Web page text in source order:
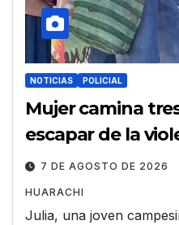
NOTICIAS POLICIAL
Mujer camina
escapar de la
7 DE AGOSTO DE 2026
HUARACHI
Julia, una joven